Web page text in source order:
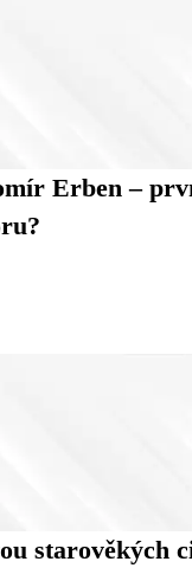
Erben –
starověkých